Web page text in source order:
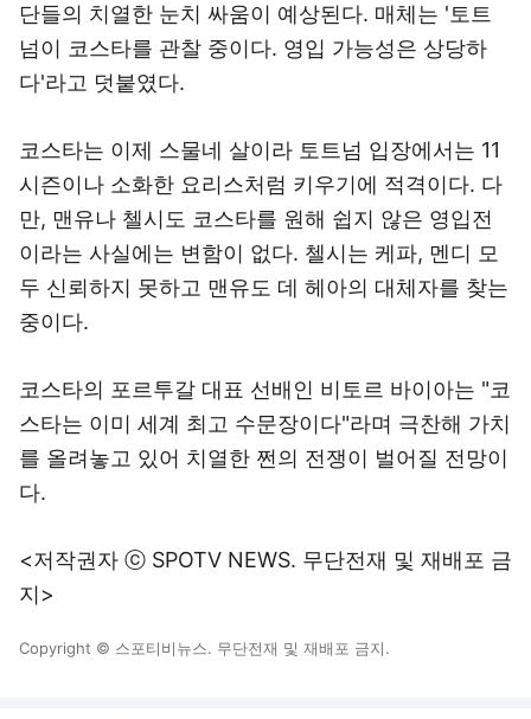
단들의 치열한 눈치 싸움이 예상된다. 매체는 '토트
넘이 코스타를 관찰 중이다. 영입 가능성은 상당하
다'라고 덧붙였다.
코스타는 이제 스물네 살이라 토트넘 입장에서는 11
시즌이나 소화한 요리스처럼 키우기에 적격이다. 다
만, 맨유나 첼시도 코스타를 원해 쉽지 않은 영입전
이라는 사실에는 변함이 없다. 첼시는 케파, 멘디 모
두 신뢰하지 못하고 맨유도 데 헤아의 대체자를 찾는
중이다.
코스타의 포르투갈 대표 선배인 비토르 바이아는 "코
스타는 이미 세계 최고 수문장이다"라며 극찬해 가치
를 올려놓고 있어 치열한 쩐의 전쟁이 벌어질 전망이
다.
<저작권자 ⓒ SPOTV NEWS. 무단전재 및 재배포 금
지>
Copyright © 스포티비뉴스. 무단전재 및 재배포 금지.